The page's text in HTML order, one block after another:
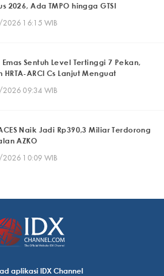
2026, Ada TMPO hingga GTSI
16:15 WIB
Emas Sentuh Level Tertinggi 7 Pekan,
HRTA-ARCI Cs Lanjut Menguat
09:34 WIB
Naik Jadi Rp390,3 Miliar Terdorong
AZKO
10:09 WIB
aplikasi IDX Channel